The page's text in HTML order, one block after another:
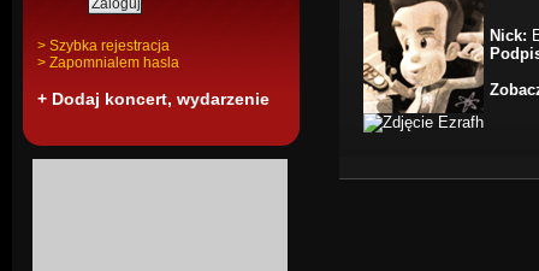
> Szybka rejestracja
> Zapomnialem hasla
+ Dodaj koncert, wydarzenie
Nick: